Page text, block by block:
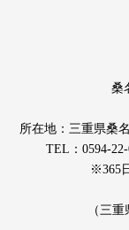
桑
所在地：三重県桑
TEL：0594-
※365
（三